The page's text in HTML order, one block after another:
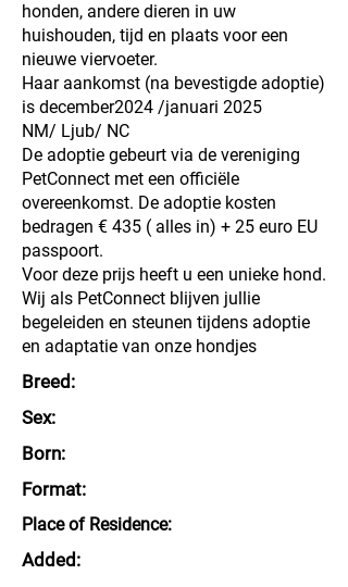
honden, andere dieren in uw
huishouden, tijd en plaats voor een
nieuwe viervoeter.
Haar aankomst (na bevestigde adoptie)
is december2024 /januari 2025
NM/ Ljub/ NC
De adoptie gebeurt via de vereniging
PetConnect met een officiële
overeenkomst. De adoptie kosten
bedragen € 435 ( alles in) + 25 euro EU
passpoort.
Voor deze prijs heeft u een unieke hond.
Wij als PetConnect blijven jullie
begeleiden en steunen tijdens adoptie
en adaptatie van onze hondjes
Breed:
Sex:
Born:
Format:
Place of Residence:
Added: